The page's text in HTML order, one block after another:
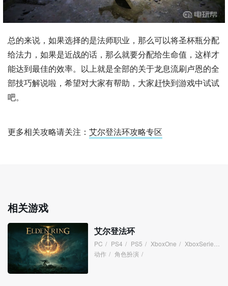
总的来说，如果选择的是法师职业，那么可以将圣杯瓶分配
给法力，如果是近战的话，那么就要分配给生命值，这样才
能达到最佳的效率。以上就是全部的关于龙息流刷卢恩的全
部技巧解说啦，希望对大家有帮助，大家赶快到游戏中试试
吧。
更多相关攻略请关注： 艾尔登法环攻略专区
相关游戏
艾尔登法环
PC / PS4 / PS5 / XboxOne / XboxSeries
动作 / 角色扮演 /